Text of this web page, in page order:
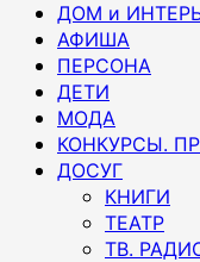
ДОМ и
АФИША
ПЕРСОНА
ДЕТИ
МОДА
КОНКУРСЫ.
ДОСУГ
КНИГИ
ТЕАТР
ТВ.